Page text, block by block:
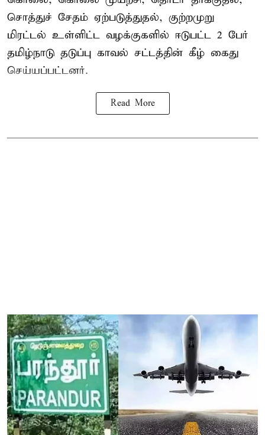
சொத்துச் சேதம் ஏற்படுத்துதல், குற்றமுறு
மிரட்டல் உள்ளிட்ட வழக்குகளில் ஈடுபட்ட 2 பேர்
தமிழ்நாடு தடுப்பு காவல் சட்டத்தின் கீழ் கைது
செய்யப்பட்டனர்.
Read More